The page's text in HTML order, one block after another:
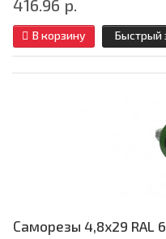
416.96 р.
В корзину Быстрый
Саморезы 4,8х29 RAL